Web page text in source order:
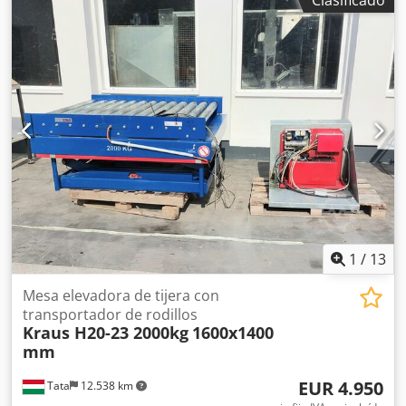
GmbH está a la venta. Esta cinta transportadora se expuso
en una feria y presenta las siguientes características
técnicas: Precio de venta: 7000 € Longitud de la cinta: 2600
mm Ancho de la cinta: 1200 mm (ancho útil) Dedpfx
Afjziuqgelock Ancho total: 1300 mm Altura: 800 mm - 950
mm Con ruedas, para facilitar el desplazamiento
Capacidad de carga: 100 kg Velocidad de la cinta,
constante: 2 m/min Superficie de transporte: cinta
modular de polipropileno (PP), color gris, con certificación
FDA (apta para uso en la industria médica y alimentaria)
Motorreductor: SEW, 230/400 V El bastidor está fabricado
con perfiles galvanizados y unidos mediante tornillos.
1 / 13
Tata 12.538 km
Mesa elevadora de tijera con
transportador de rodillos
Kraus H20-23 2000kg 1600x1400
mm
EUR 4.950